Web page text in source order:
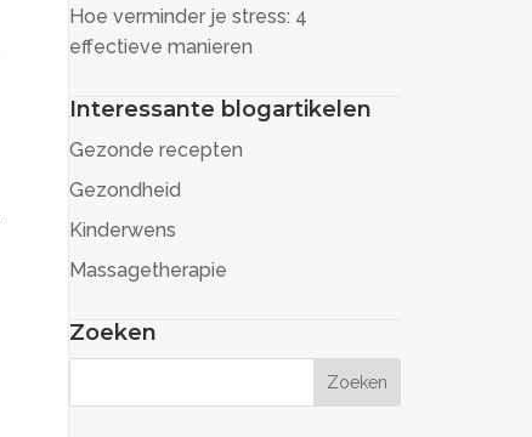
Hoe verminder je stress: 4
effectieve manieren
Interessante blogartikelen
Gezonde recepten
Gezondheid
Kinderwens
Massagetherapie
Zoeken